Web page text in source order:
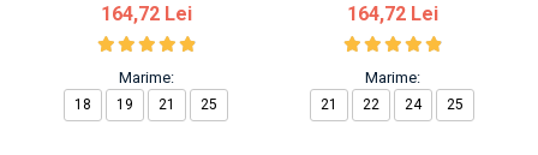
164,72 Lei
Marime:
18 19 21 25
164,72 Lei
Marime:
21 22 24 25